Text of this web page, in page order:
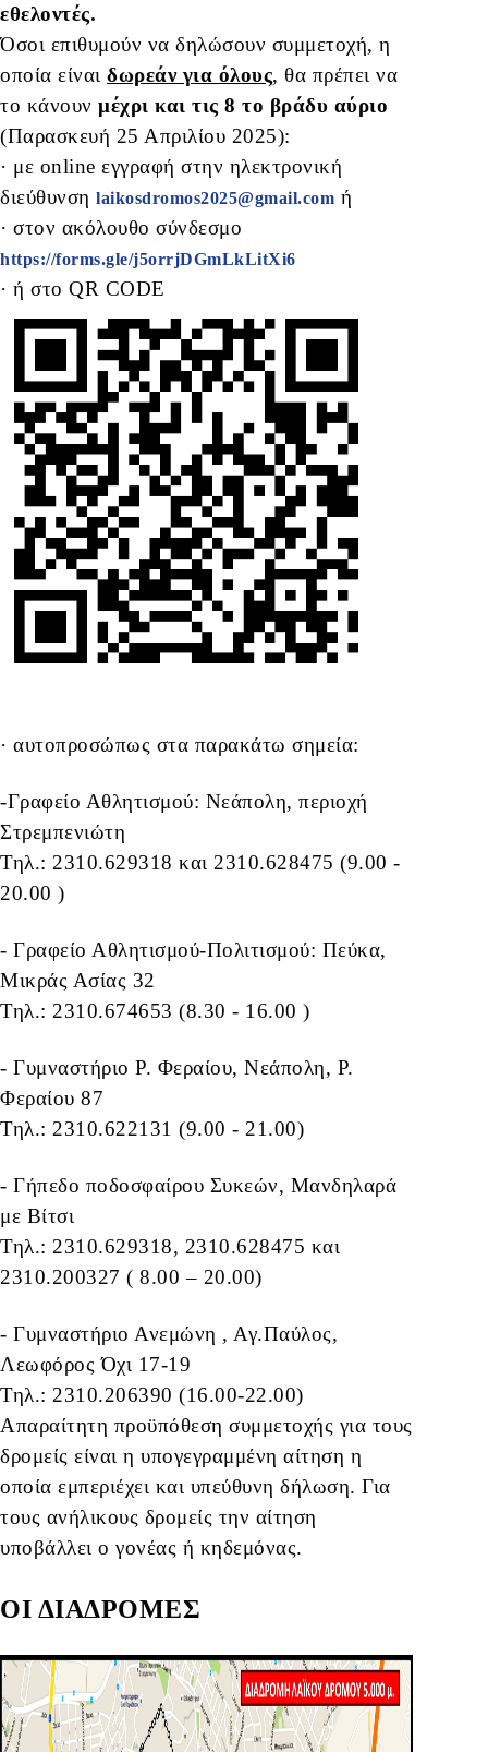
εθελοντές.
Όσοι επιθυμούν να δηλώσουν συμμετοχή, η
οποία είναι δωρεάν για όλους, θα πρέπει να
το κάνουν μέχρι και τις 8 το βράδυ αύριο
(Παρασκευή 25 Απριλίου 2025):
· με online εγγραφή στην ηλεκτρονική
διεύθυνση laikosdromos2025@gmail.com ή
· στον ακόλουθο σύνδεσμο
https://forms.gle/j5orrjDGmLkLitXi6
· ή στο QR CODE
· αυτοπροσώπως στα παρακάτω σημεία:
-Γραφείο Αθλητισμού: Νεάπολη, περιοχή
Στρεμπενιώτη
Τηλ.: 2310.629318 και 2310.628475 (9.00 -
20.00 )
- Γραφείο Αθλητισμού-Πολιτισμού: Πεύκα,
Μικράς Ασίας 32
Τηλ.: 2310.674653 (8.30 - 16.00 )
- Γυμναστήριο Ρ. Φεραίου, Νεάπολη, Ρ.
Φεραίου 87
Τηλ.: 2310.622131 (9.00 - 21.00)
- Γήπεδο ποδοσφαίρου Συκεών, Μανδηλαρά
με Βίτσι
Τηλ.: 2310.629318, 2310.628475 και
2310.200327 ( 8.00 – 20.00)
- Γυμναστήριο Ανεμώνη , Αγ.Παύλος,
Λεωφόρος Όχι 17-19
Τηλ.: 2310.206390 (16.00-22.00)
Απαραίτητη προϋπόθεση συμμετοχής για τους
δρομείς είναι η υπογεγραμμένη αίτηση η
οποία εμπεριέχει και υπεύθυνη δήλωση. Για
τους ανήλικους δρομείς την αίτηση
υποβάλλει ο γονέας ή κηδεμόνας.
ΟΙ ΔΙΑΔΡΟΜΕΣ